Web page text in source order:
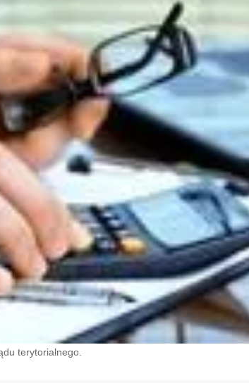
terytorialnego.